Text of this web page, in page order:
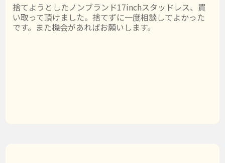
捨てようとしたノンブランド17inchスタッドレス、買
い取って頂けました。捨てずに一度相談してよかった
です。また機会があればお願いします。